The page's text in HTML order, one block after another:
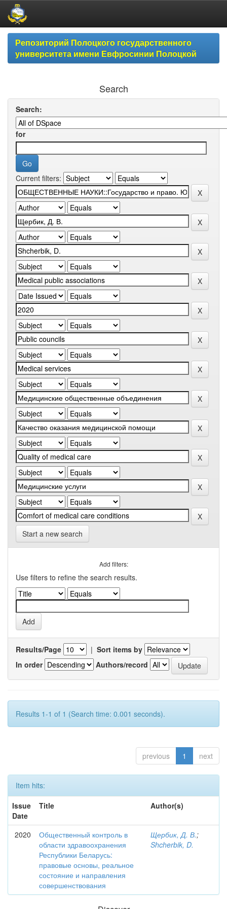
Skip
navigationРепозиторий Полоцкого государственного
университета имени Евфросинии Полоцкой
Search
Search:
for
Current filters:
Start a new search
Add filters:
Use filters to refine the search results.
Results/Page | Sort items by
In order
Authors/record
Results 1-1 of 1 (Search time: 0.001 seconds).
previous 1 next
Item hits:
Issue
Date
Title Author(s)
2020
Общественный контроль в
области здравоохранения
Республики Беларусь:
правовые основы, реальное
состояние и направления
совершенствования
Щербик, Д. В.;
Shcherbik, D.